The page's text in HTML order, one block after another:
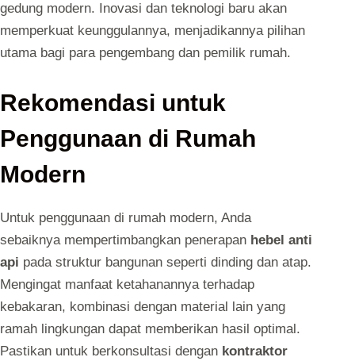
gedung modern. Inovasi dan teknologi baru akan
memperkuat keunggulannya, menjadikannya pilihan
utama bagi para pengembang dan pemilik rumah.
Rekomendasi untuk
Penggunaan di Rumah
Modern
Untuk penggunaan di rumah modern, Anda
sebaiknya mempertimbangkan penerapan hebel anti
api pada struktur bangunan seperti dinding dan atap.
Mengingat manfaat ketahanannya terhadap
kebakaran, kombinasi dengan material lain yang
ramah lingkungan dapat memberikan hasil optimal.
Pastikan untuk berkonsultasi dengan kontraktor